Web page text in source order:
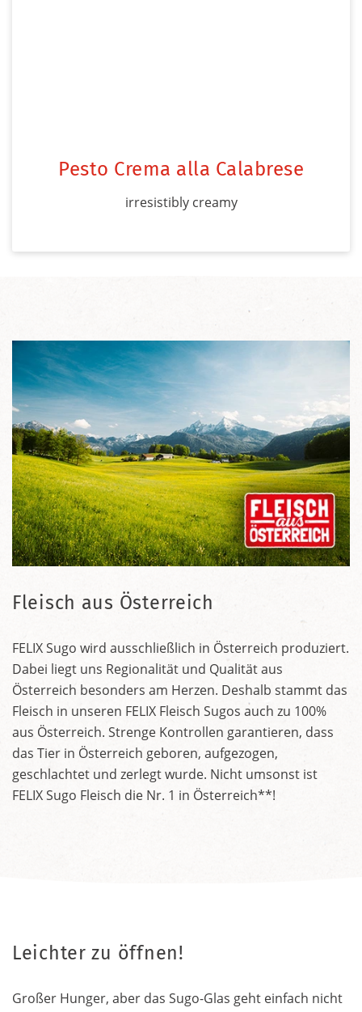
Pesto Crema alla Calabrese
irresistibly creamy
Fleisch aus Österreich
FELIX Sugo wird ausschließlich in Österreich produziert.
Dabei liegt uns Regionalität und Qualität aus
Österreich besonders am Herzen. Deshalb stammt das
Fleisch in unseren FELIX Fleisch Sugos auch zu 100%
aus Österreich. Strenge Kontrollen garantieren, dass
das Tier in Österreich geboren, aufgezogen,
geschlachtet und zerlegt wurde. Nicht umsonst ist
FELIX Sugo Fleisch die Nr. 1 in Österreich**!
Leichter zu öffnen!
Großer Hunger, aber das Sugo-Glas geht einfach nicht